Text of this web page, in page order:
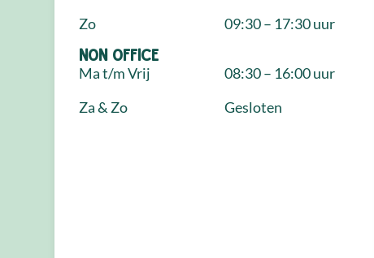
Zo
09:30 – 17:30 uur
NON Office
Ma t/m Vrij
Za & Zo
08:30 – 16:00 uur
Gesloten